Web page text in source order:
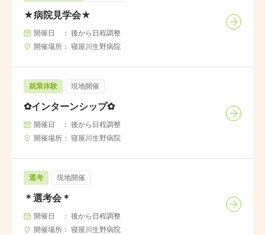
★病院見学会★
開催日
後から日程調整
開催場所
寝屋川生野病院
就業体験 現地開催
✿インターンシップ✿
開催日
後から日程調整
開催場所
寝屋川生野病院
選考 現地開催
＊選考会＊
開催日
後から日程調整
開催場所
寝屋川生野病院